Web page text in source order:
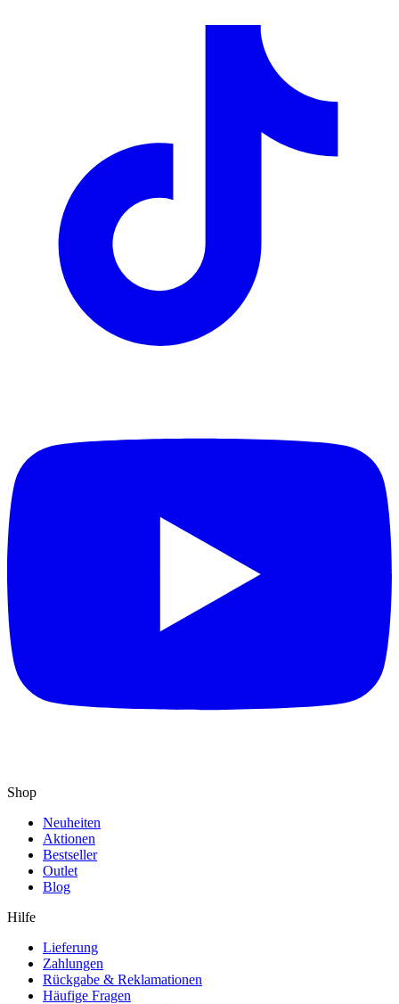
Shop
Neuheiten
Aktionen
Bestseller
Outlet
Blog
Hilfe
Lieferung
Zahlungen
Rückgabe & Reklamationen
Häufige Fragen